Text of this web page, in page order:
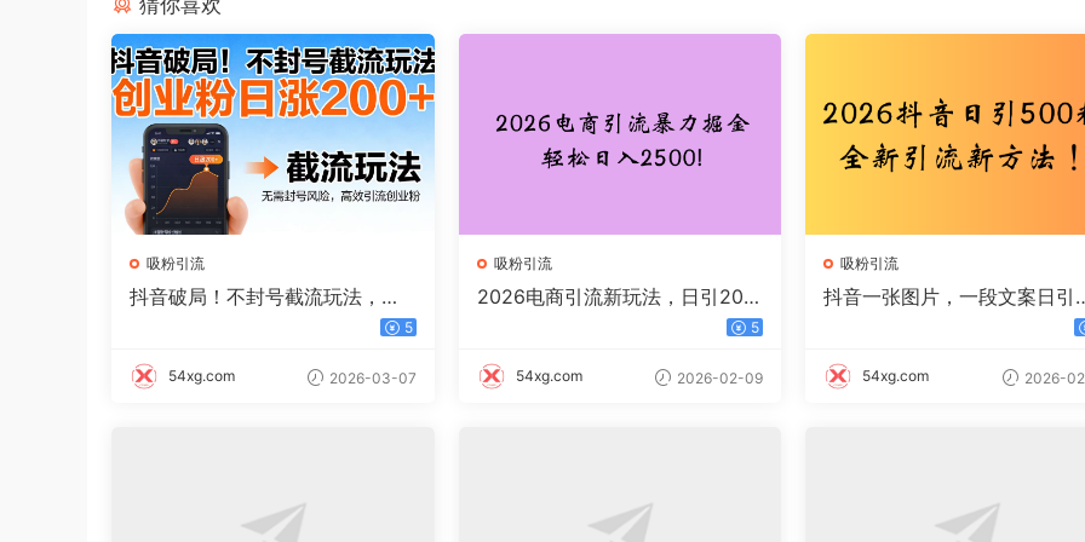
猜你喜欢
吸粉引流
抖音破局！不封号截流玩法，创
5
54xg.com 2026-03-07
吸粉引流
2026电商引流新玩法，日引200
5
54xg.com 2026-02-09
吸粉引流
抖音一张图片，一段文案日引
54xg.com 2026-